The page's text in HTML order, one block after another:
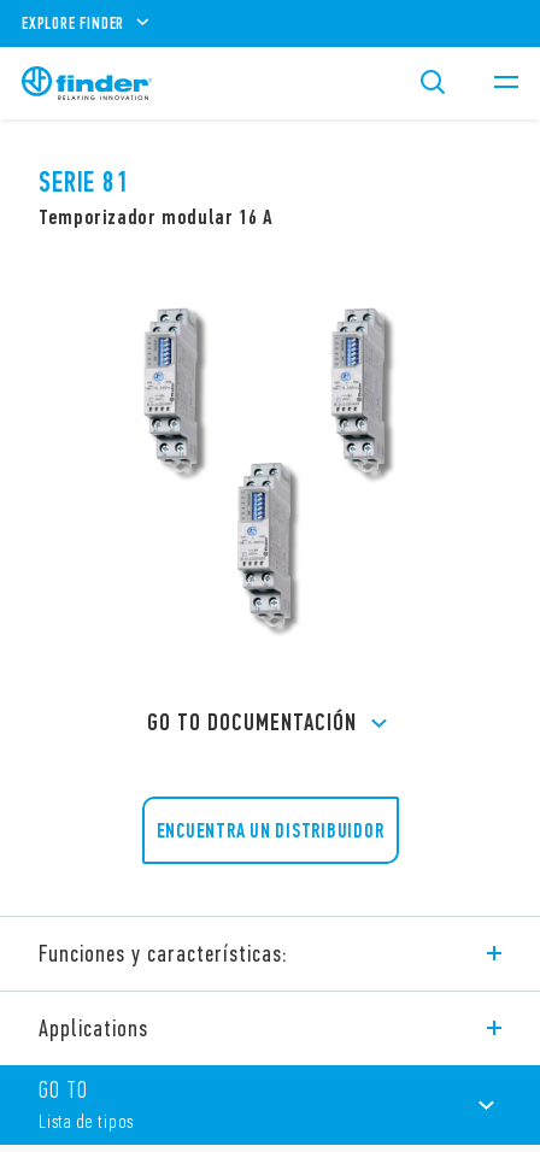
EXPLORE FINDER
SERIE 81
Temporizador modular 16 A
GO TO DOCUMENTACIÓN
ENCUENTRA UN DISTRIBUIDOR
Funciones y características:
y multitensión con las siguientes características:
Ancho 17.5mm
Siete funciones (4 con start interno y 3 con start externo)
Seis escalas de tiempo, de 0.1s a 10h
1 conmutado
Applications
GO TO
Lista de tipos